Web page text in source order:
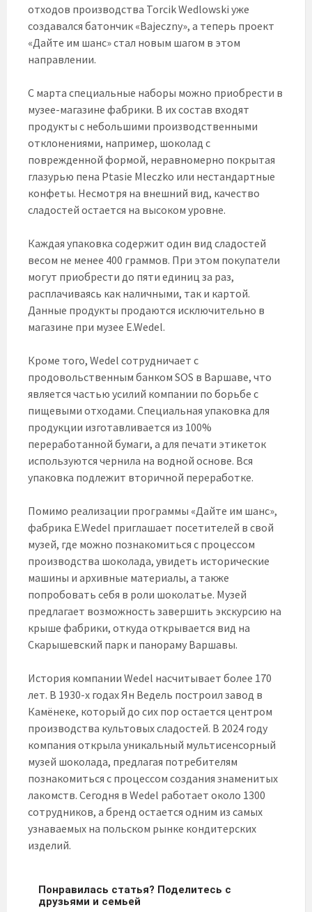
отходов производства Torcik Wedlowski уже
создавался батончик «Bajeczny», а теперь проект
«Дайте им шанс» стал новым шагом в этом
направлении.
С марта специальные наборы можно приобрести в
музее-магазине фабрики. В их состав входят
продукты с небольшими производственными
отклонениями, например, шоколад с
поврежденной формой, неравномерно покрытая
глазурью пена Ptasie Mleczko или нестандартные
конфеты. Несмотря на внешний вид, качество
сладостей остается на высоком уровне.
Каждая упаковка содержит один вид сладостей
весом не менее 400 граммов. При этом покупатели
могут приобрести до пяти единиц за раз,
расплачиваясь как наличными, так и картой.
Данные продукты продаются исключительно в
магазине при музее E.Wedel.
Кроме того, Wedel сотрудничает с
продовольственным банком SOS в Варшаве, что
является частью усилий компании по борьбе с
пищевыми отходами. Специальная упаковка для
продукции изготавливается из 100%
переработанной бумаги, а для печати этикеток
используются чернила на водной основе. Вся
упаковка подлежит вторичной переработке.
Помимо реализации программы «Дайте им шанс»,
фабрика E.Wedel приглашает посетителей в свой
музей, где можно познакомиться с процессом
производства шоколада, увидеть исторические
машины и архивные материалы, а также
попробовать себя в роли шоколатье. Музей
предлагает возможность завершить экскурсию на
крыше фабрики, откуда открывается вид на
Скарышевский парк и панораму Варшавы.
История компании Wedel насчитывает более 170
лет. В 1930-х годах Ян Ведель построил завод в
Камёнеке, который до сих пор остается центром
производства культовых сладостей. В 2024 году
компания открыла уникальный мультисенсорный
музей шоколада, предлагая потребителям
познакомиться с процессом создания знаменитых
лакомств. Сегодня в Wedel работает около 1300
сотрудников, а бренд остается одним из самых
узнаваемых на польском рынке кондитерских
изделий.
Понравилась статья? Поделитесь с
друзьями и семьей